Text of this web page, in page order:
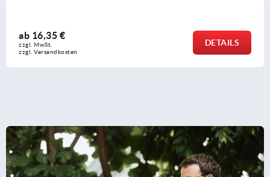
ab 16,35 €
zzgl. MwSt.
zzgl. Versandkosten
DETAILS